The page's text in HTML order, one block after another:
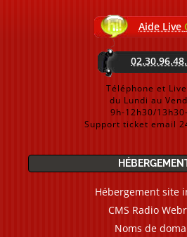
Aide Live
Téléphone et
du Lundi au
9h-12h30/
Support ticket email
Hébergement site
CMS Radio
Noms de